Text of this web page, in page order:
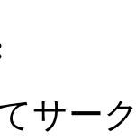
サー